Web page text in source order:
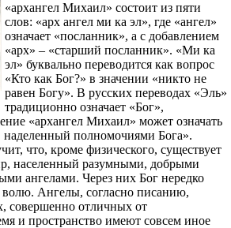
«архангел Михаил» состоит из пяти
слов: «арх ангел ми ка эл», где «ангел»
означает «посланник», а с добавлением
«арх» – «старший посланник». «Ми ка
эл» буквально переводится как вопрос
«Кто как Бог?» в значении «никто не
равен Богу». В русских переводах «Эль»
традиционно означает «Бог»,
«архангел Михаил» может означать
полномочиями Бога».
что, кроме физического, существует
населенный разумными, добрыми
ангелами. Через них Бог нередко
Ангелы, согласно писанию,
совершенно отличных от
и пространство имеют совсем иное